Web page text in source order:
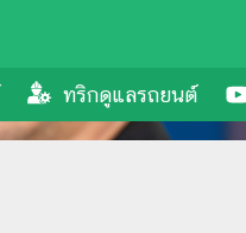
ทริกดูแลรถยนต์